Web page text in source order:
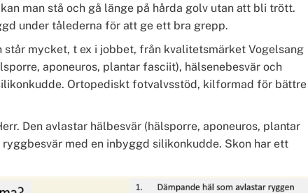
man stå och gå länge på hårda golv utan att bli trött.
under tålederna för att ge ett bra grepp.
står mycket, t ex i jobbet, från kvalitetsmärket Vogelsang
aponeuros, plantar fasciit), hälsenebesvär och
Ortopediskt fotvalvsstöd, kilformad för bättre
Den avlastar hälbesvär (hälsporre, aponeuros, plantar
med en inbyggd silikonkudde. Skon har ett